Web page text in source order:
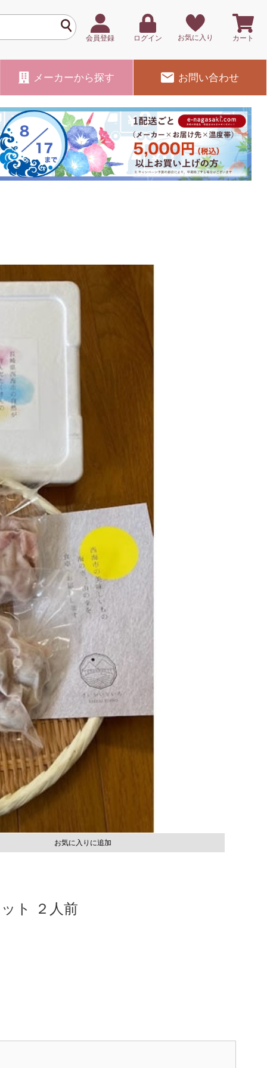
会員登録 ログイン お気に入り カート
メーカーから探す お問い合わせ
お気に入りに追加
ト ２人前